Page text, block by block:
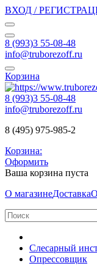
ВХОД /
8 (993)3 55-08-48
info@truborezoff.ru
Корзина
8 (993)3 55-08-48
info@truborezoff.ru
8 (495) 975-985-2
Корзина:
Оформить
Ваша корзина пуста
О магазинеДоставка
Слесарный
Опрессовщик